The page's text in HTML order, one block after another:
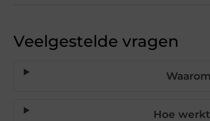
Veelgestelde vragen
Hoe